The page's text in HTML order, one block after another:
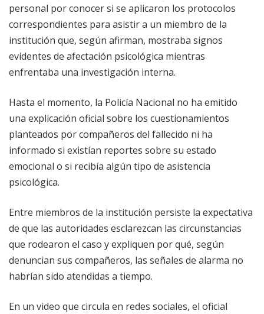
personal por conocer si se aplicaron los protocolos
correspondientes para asistir a un miembro de la
institución que, según afirman, mostraba signos
evidentes de afectación psicológica mientras
enfrentaba una investigación interna.
Hasta el momento, la Policía Nacional no ha emitido
una explicación oficial sobre los cuestionamientos
planteados por compañeros del fallecido ni ha
informado si existían reportes sobre su estado
emocional o si recibía algún tipo de asistencia
psicológica.
Entre miembros de la institución persiste la expectativa
de que las autoridades esclarezcan las circunstancias
que rodearon el caso y expliquen por qué, según
denuncian sus compañeros, las señales de alarma no
habrían sido atendidas a tiempo.
En un video que circula en redes sociales, el oficial